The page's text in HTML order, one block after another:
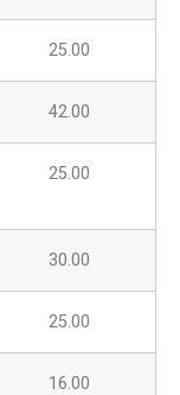
25.00
42.00
25.00
30.00
25.00
16.00